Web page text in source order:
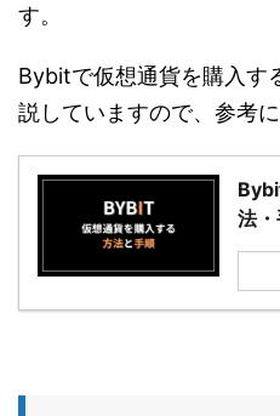
す。
Bybitで仮想通貨を購入す
説していますので、参考に
法